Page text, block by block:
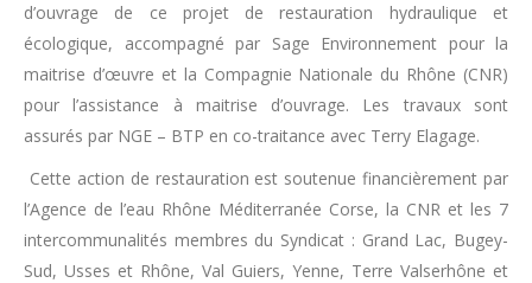
d’ouvrage de ce projet de restauration hydraulique et
écologique, accompagné par Sage Environnement pour la
maitrise d’œuvre et la Compagnie Nationale du Rhône (CNR)
pour l’assistance à maitrise d’ouvrage. Les travaux sont
assurés par NGE – BTP en co-traitance avec Terry Elagage.
Cette action de restauration est soutenue financièrement par
l’Agence de l’eau Rhône Méditerranée Corse, la CNR et les 7
intercommunalités membres du Syndicat : Grand Lac, Bugey-
Sud, Usses et Rhône, Val Guiers, Yenne, Terre Valserhône et